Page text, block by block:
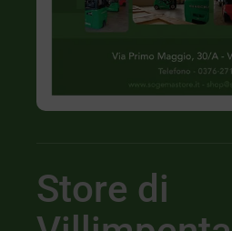
Store di